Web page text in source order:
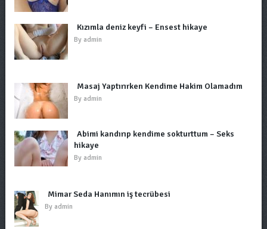
Kızımla deniz keyfi – Ensest hikaye
By admin
Masaj Yaptırırken Kendime Hakim Olamadım
By admin
Abimi kandırıp kendime sokturttum – Seks
hikaye
By admin
Mimar Seda Hanımın iş tecrübesi
By admin